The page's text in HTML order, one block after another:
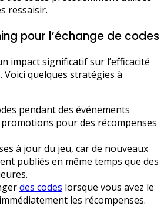
ressaisir.
pour l’échange de codes
impact significatif sur l’efficacité
Voici quelques stratégies à
pendant des événements
pour des récompenses
à jour du jeu, car de nouveaux
publiés en même temps que des
des codes lorsque vous avez le
les récompenses.